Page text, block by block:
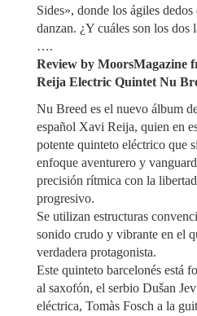
Sides», donde los ágiles
danzan. ¿Y cuáles son los
….
Review by MoorsMagazine
Reija Electric Quintet Nu
Nu Breed es el nuevo álbum
español Xavi Reija, quien en
potente quinteto eléctrico que
enfoque aventurero y
precisión rítmica con la
progresivo.
Se utilizan estructuras
sonido crudo y vibrante en el
verdadera protagonista.
Este quinteto barcelonés está
al saxofón, el serbio Dušan
eléctrica, Tomàs Fosch a la